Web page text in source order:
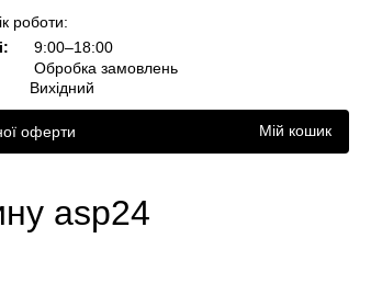
роботи:
9:00–18:00
Обробка замовлень
Вихідний
оферти
Мій кошик
asp24